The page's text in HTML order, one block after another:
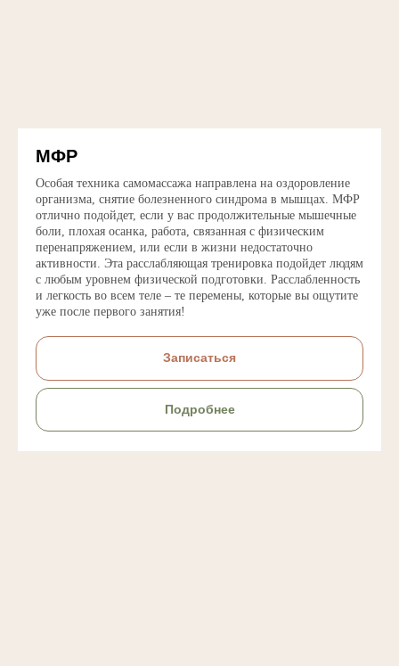
МФР
Особая техника самомассажа направлена на оздоровление
организма, снятие болезненного синдрома в мышцах. МФР
отлично подойдет, если у вас продолжительные мышечные
боли, плохая осанка, работа, связанная с физическим
перенапряжением, или если в жизни недостаточно
активности. Эта расслабляющая тренировка подойдет людям
с любым уровнем физической подготовки. Расслабленность
и легкость во всем теле – те перемены, которые вы ощутите
уже после первого занятия!
Записаться
Подробнее